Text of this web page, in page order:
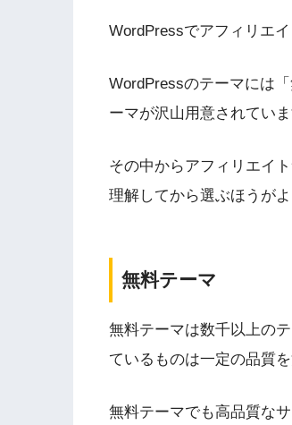
WordPressでアフィリエ
WordPressのテーマには
ーマが沢山用意されていま
その中からアフィリエイ
理解してから選ぶほうが
無料テーマ
無料テーマは数千以上の
ているものは一定の品質を
無料テーマでも高品質な